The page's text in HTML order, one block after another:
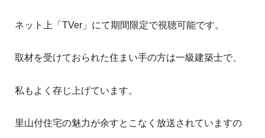
ネット上「TVer」にて期間限定で視聴可能です。
取材を受けておられた住まい手の方は一級建築士で、
私もよく存じ上げています。
里山付住宅の魅力が余すとこなく放送されていますの